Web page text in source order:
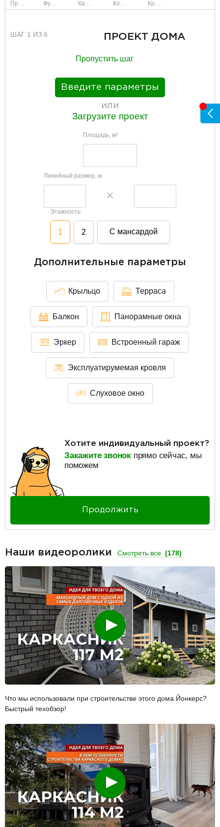
Проект Фундамент Каркас и стены Коммуникации Крыша
ШАГ 1 ИЗ 6 ПРОЕКТ ДОМА
Пропустить шаг
Введите параметры
или
Загрузите проект
Площадь, м2
Линейный размер, м
Этажность
1 2 С мансардой
Дополнительные параметры
Крыльцо Терраса
Балкон Панорамные окна
Эркер Встроенный гараж
Эксплуатирумемая кровля
Слуховое окно
Хотите индивидуальный проект?
Закажите звонок прямо сейчас, мы
поможем
Продолжить
Наши видеоролики Смотреть все (178)
Смотреть
Что мы использовали при строительстве этого дома Йонкерс?
Быстрый техобзор!
Смотреть